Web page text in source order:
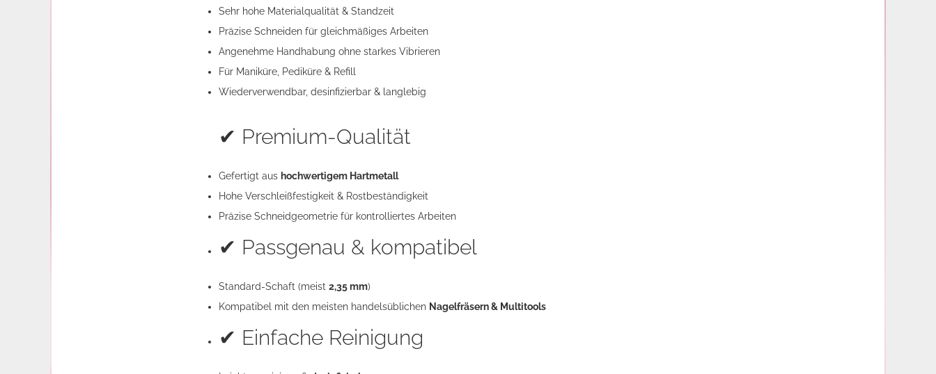
Sehr hohe Materialqualität & Standzeit
Präzise Schneiden für gleichmäßiges Arbeiten
Angenehme Handhabung ohne starkes Vibrieren
Für Maniküre, Pediküre & Refill
Wiederverwendbar, desinfizierbar & langlebig
✔ Premium-Qualität
Gefertigt aus hochwertigem Hartmetall
Hohe Verschleißfestigkeit & Rostbeständigkeit
Präzise Schneidgeometrie für kontrolliertes Arbeiten
✔ Passgenau & kompatibel
Standard-Schaft (meist 2,35 mm)
Kompatibel mit den meisten handelsüblichen Nagelfräsern & Multitools
✔ Einfache Reinigung